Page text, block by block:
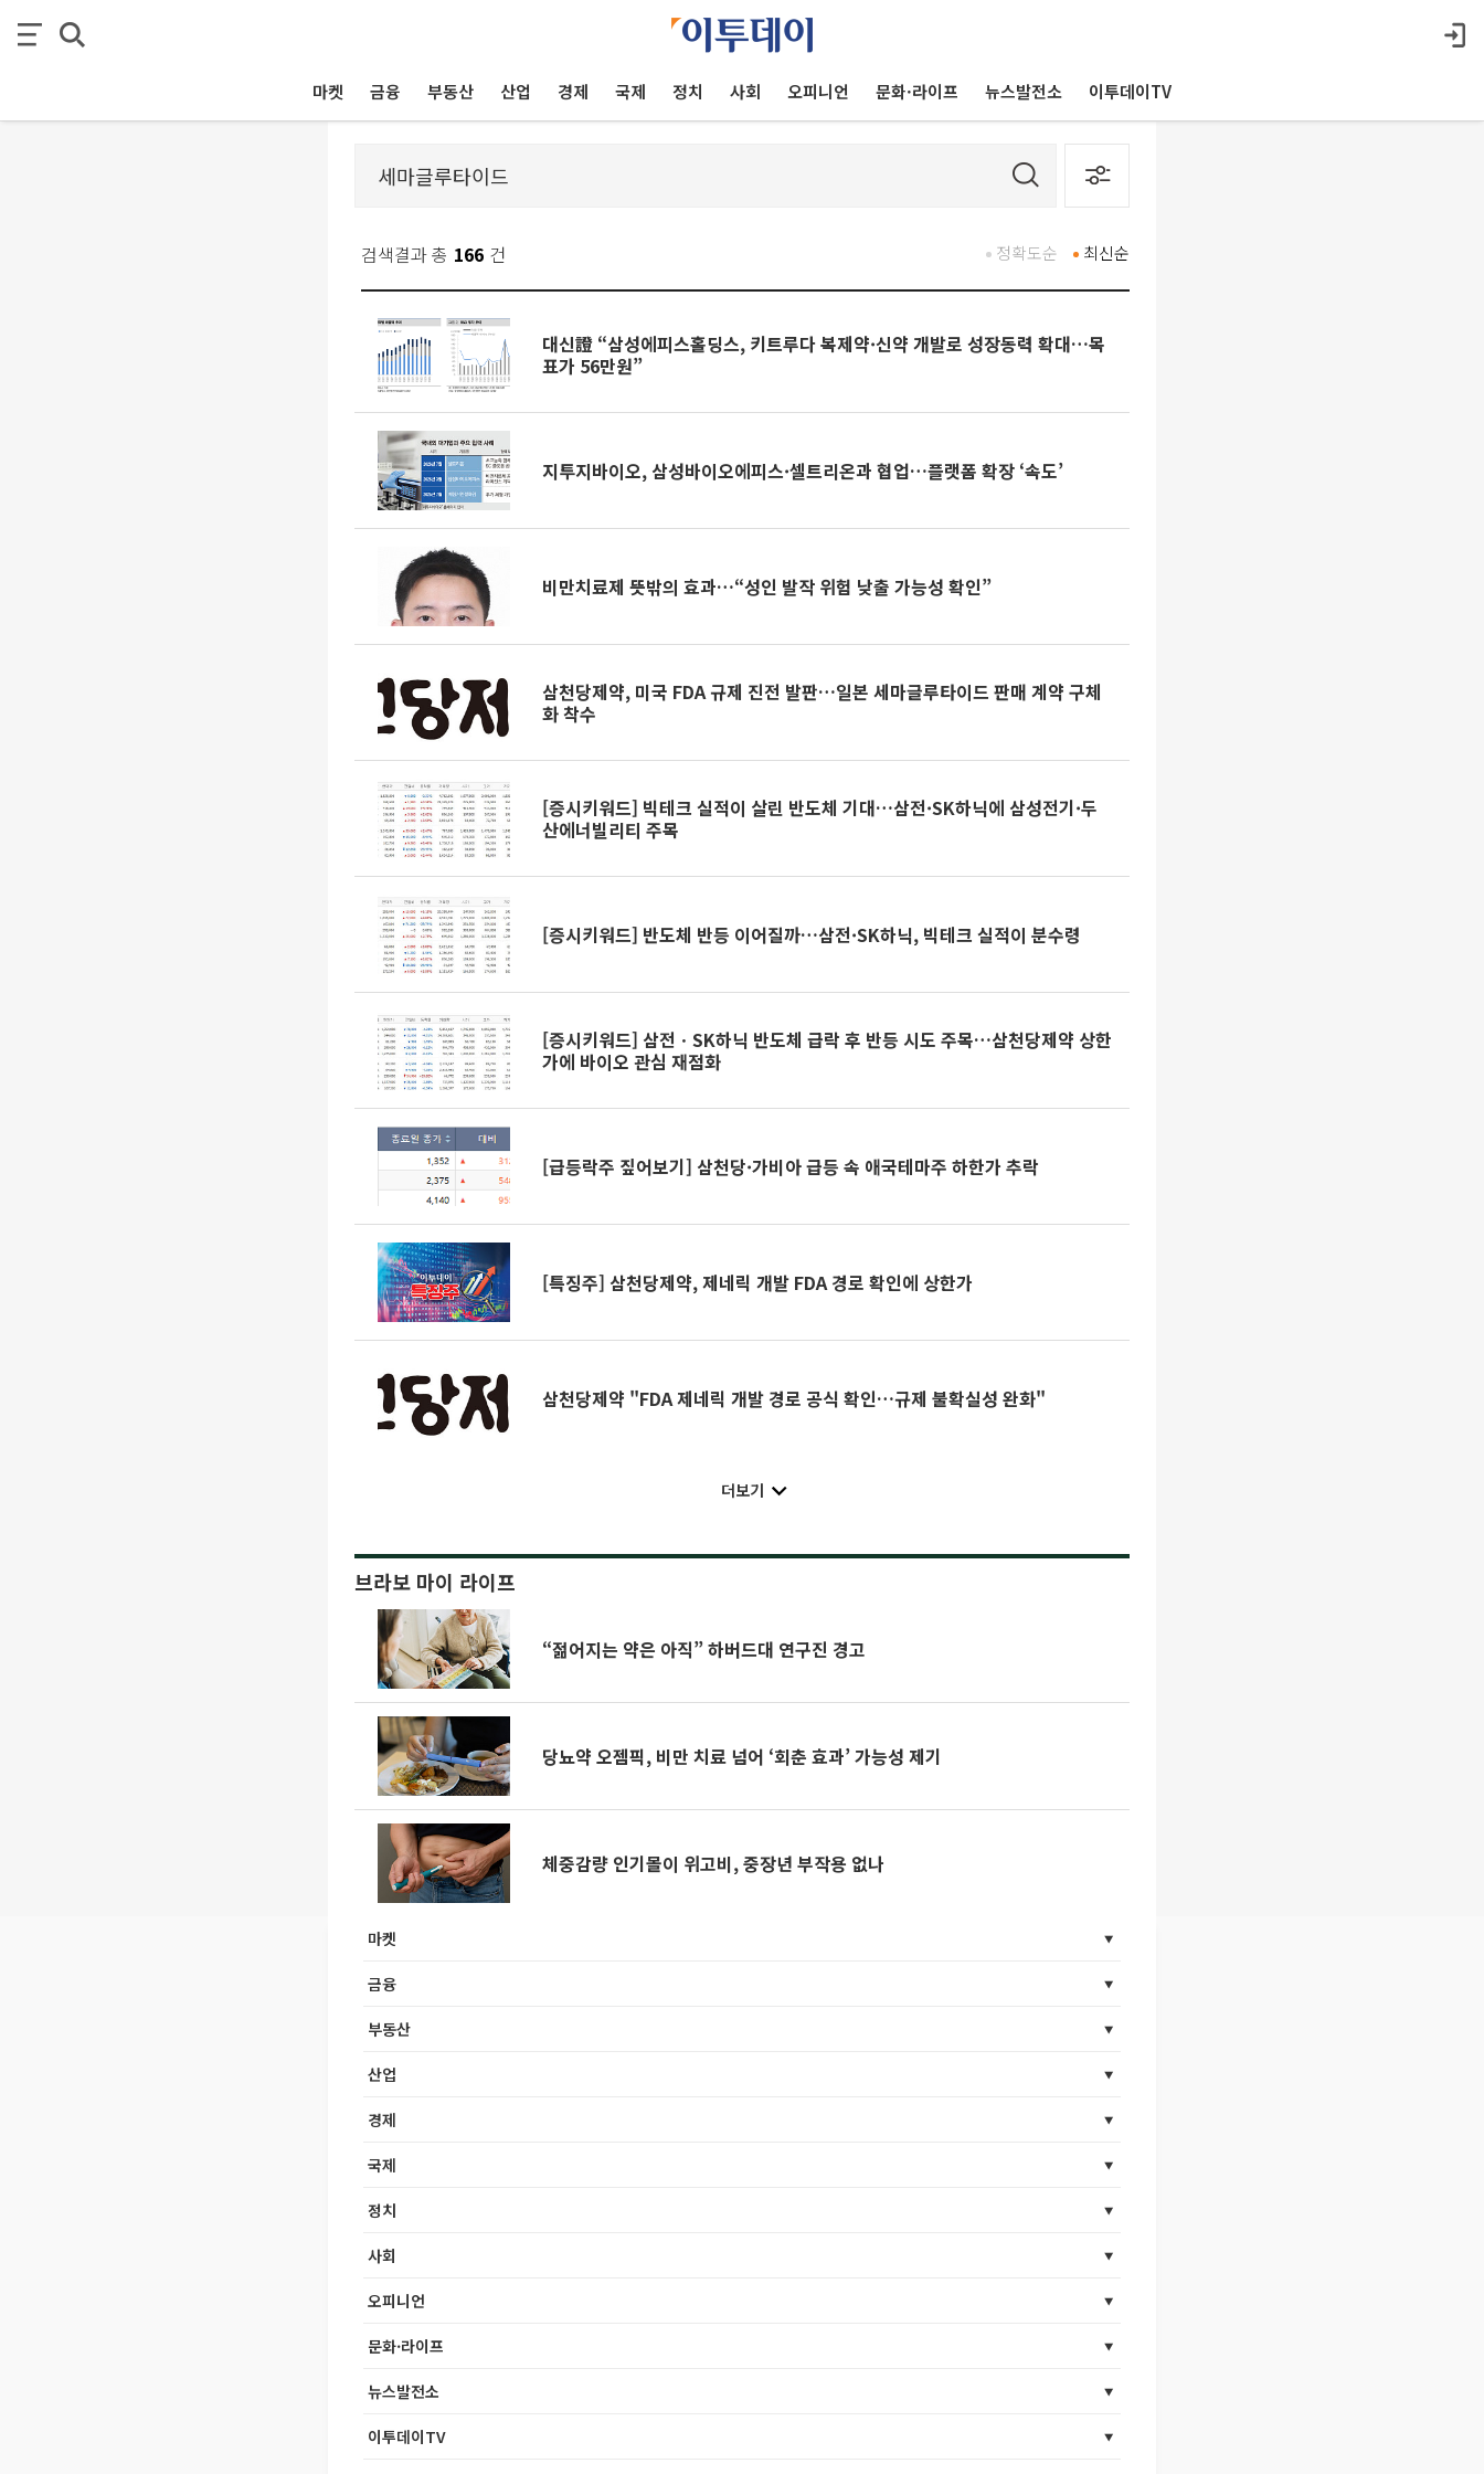
마켓 금융 부동산 산업 경제 국제 정치 사회 오피니언 문화·라이프 뉴스발전소 이투데이TV
검색결과 총 166 건 최신순
정확도순
대신證 “삼성에피스홀딩스, 키트루다 복제약·신약 개발로 성장동력 확대…목
표가 56만원”
지투지바이오, 삼성바이오에피스·셀트리온과 협업…플랫폼 확장 ‘속도’
비만치료제 뜻밖의 효과…“성인 발작 위험 낮출 가능성 확인”
삼천당제약, 미국 FDA 규제 진전 발판…일본 세마글루타이드 판매 계약 구체
화 착수
[증시키워드] 빅테크 실적이 살린 반도체 기대…삼전·SK하닉에 삼성전기·두
산에너빌리티 주목
[증시키워드] 반도체 반등 이어질까…삼전·SK하닉, 빅테크 실적이 분수령
[증시키워드] 삼전ㆍSK하닉 반도체 급락 후 반등 시도 주목…삼천당제약 상한
가에 바이오 관심 재점화
[급등락주 짚어보기] 삼천당·가비아 급등 속 애국테마주 하한가 추락
[특징주] 삼천당제약, 제네릭 개발 FDA 경로 확인에 상한가
삼천당제약 "FDA 제네릭 개발 경로 공식 확인…규제 불확실성 완화"
더보기
브라보 마이 라이프
“젊어지는 약은 아직” 하버드대 연구진 경고
당뇨약 오젬픽, 비만 치료 넘어 ‘회춘 효과’ 가능성 제기
체중감량 인기몰이 위고비, 중장년 부작용 없나
마켓
금융
부동산
산업
경제
국제
정치
사회
오피니언
문화·라이프
뉴스발전소
이투데이TV